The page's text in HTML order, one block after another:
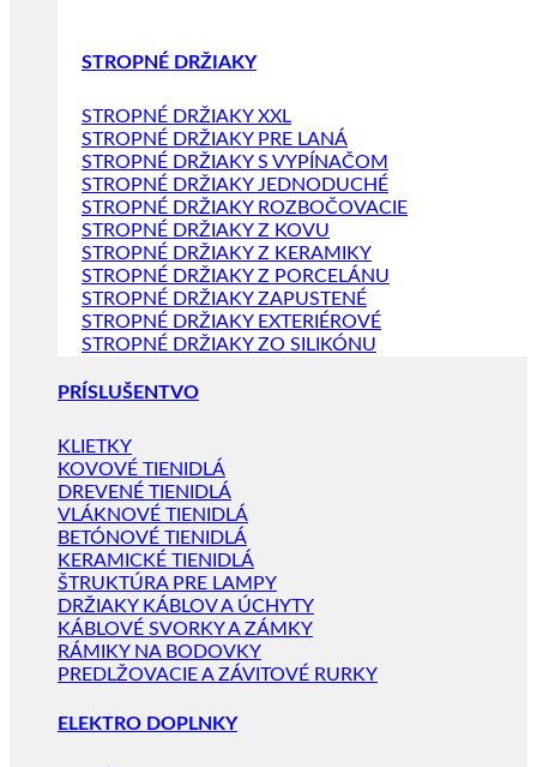
STROPNÉ DRŽIAKY
STROPNÉ DRŽIAKY XXL
STROPNÉ DRŽIAKY PRE LANÁ
STROPNÉ DRŽIAKY S VYPÍNAČOM
STROPNÉ DRŽIAKY JEDNODUCHÉ
STROPNÉ DRŽIAKY ROZBOČOVACIE
STROPNÉ DRŽIAKY Z KOVU
STROPNÉ DRŽIAKY Z KERAMIKY
STROPNÉ DRŽIAKY Z PORCELÁNU
STROPNÉ DRŽIAKY ZAPUSTENÉ
STROPNÉ DRŽIAKY EXTERIÉROVÉ
STROPNÉ DRŽIAKY ZO SILIKÓNU
PRÍSLUŠENTVO
KLIETKY
KOVOVÉ TIENIDLÁ
DREVENÉ TIENIDLÁ
VLÁKNOVÉ TIENIDLÁ
BETÓNOVÉ TIENIDLÁ
KERAMICKÉ TIENIDLÁ
ŠTRUKTÚRA PRE LAMPY
DRŽIAKY KÁBLOV A ÚCHYTY
KÁBLOVÉ SVORKY A ZÁMKY
RÁMIKY NA BODOVKY
PREDLŽOVACIE A ZÁVITOVÉ RURKY
ELEKTRO DOPLNKY